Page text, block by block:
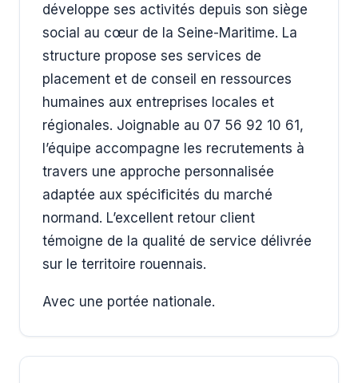
développe ses activités depuis son siège
social au cœur de la Seine-Maritime. La
structure propose ses services de
placement et de conseil en ressources
humaines aux entreprises locales et
régionales. Joignable au 07 56 92 10 61,
l’équipe accompagne les recrutements à
travers une approche personnalisée
adaptée aux spécificités du marché
normand. L’excellent retour client
témoigne de la qualité de service délivrée
sur le territoire rouennais.
Avec une portée nationale.